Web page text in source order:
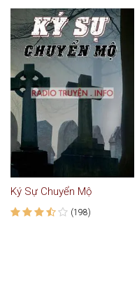
Ký Sự Chuyển Mộ
(198)